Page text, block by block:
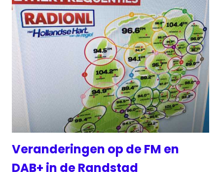
Veranderingen op de FM en
DAB+ in de Randstad